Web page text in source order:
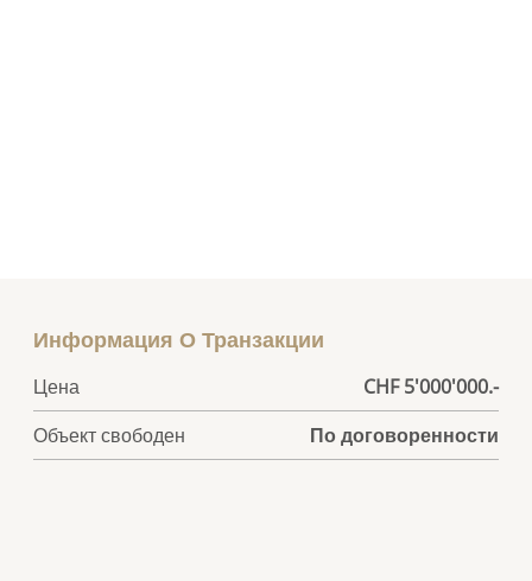
Информация О Транзакции
Цена
CHF 5'000'000.-
Объект свободен
По договоренности